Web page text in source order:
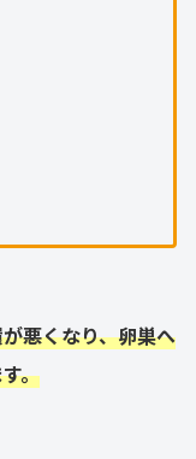
悪くなり、卵巣へ
。